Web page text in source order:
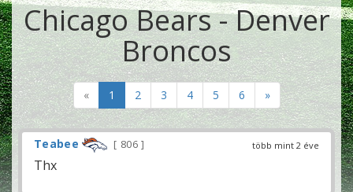
Chicago Bears - Denver
Broncos
« 1 2 3 4 5 6 »
több mint 2 éve
Teabee 806
Thx